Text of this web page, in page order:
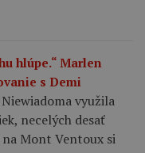
hlúpe.“ Marlen
s Demi
Niewiadoma využila
necelých desať
Mont Ventoux si